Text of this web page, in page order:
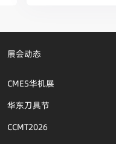
展会动态
CMES华机展
华东刀具节
CCMT2026